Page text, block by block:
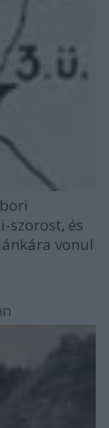
szorost, és
vonul